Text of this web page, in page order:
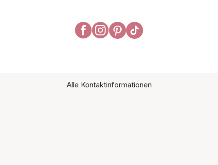
Alle Kontaktinformationen